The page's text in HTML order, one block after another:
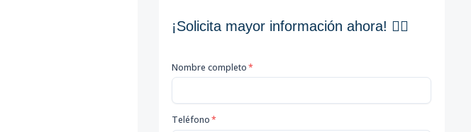
¡Solicita mayor información ahora! 👇🏽
Nombre completo*
Teléfono*